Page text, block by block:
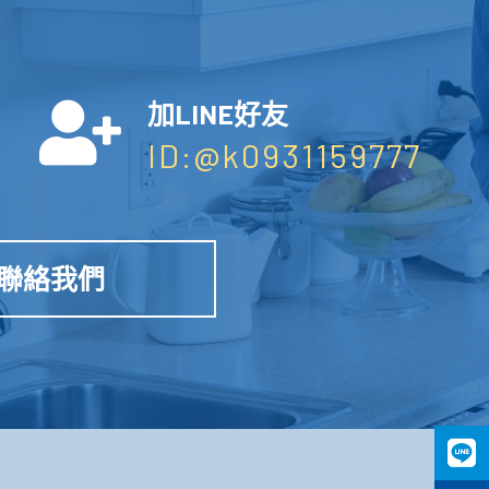
加LINE好友
ID:@k0931159777
絡我們